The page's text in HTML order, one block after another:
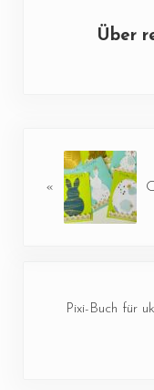
Über
«
Pixi-Buch für